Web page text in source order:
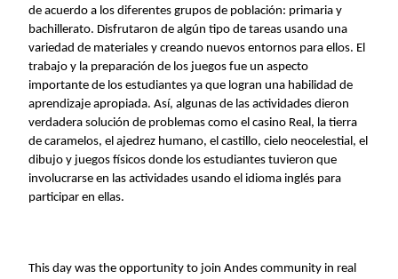
de acuerdo a los diferentes grupos de población: primaria y
bachillerato. Disfrutaron de algún tipo de tareas usando una
variedad de materiales y creando nuevos entornos para ellos. El
trabajo y la preparación de los juegos fue un aspecto
importante de los estudiantes ya que logran una habilidad de
aprendizaje apropiada. Así, algunas de las actividades dieron
verdadera solución de problemas como el casino Real, la tierra
de caramelos, el ajedrez humano, el castillo, cielo neocelestial, el
dibujo y juegos físicos donde los estudiantes tuvieron que
involucrarse en las actividades usando el idioma inglés para
participar en ellas.
This day was the opportunity to join Andes community in real